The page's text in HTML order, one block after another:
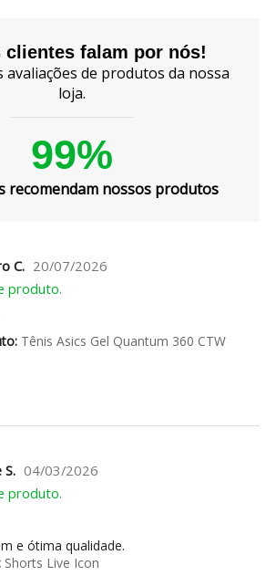
clientes falam por nós!
avaliações de produtos da nossa
loja.
99%
recomendam nossos produtos
C. 20/07/2026
produto.
Tênis Asics Gel Quantum 360 CTW
S. 04/03/2026
produto.
e ótima qualidade.
Shorts Live Icon